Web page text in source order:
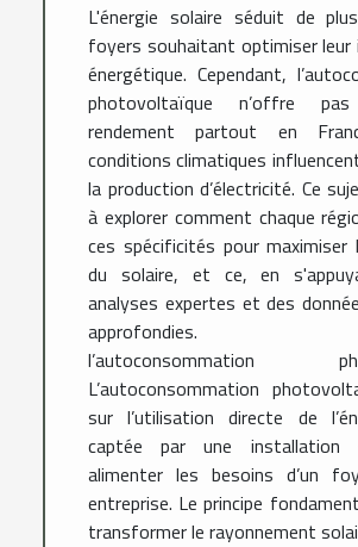
L'énergie solaire séduit de
foyers souhaitant optimiser leur
énergétique. Cependant,
photovoltaïque n’offre
rendement partout en
conditions climatiques
la production d’électricité. Ce
à explorer comment chaque
ces spécificités pour maximiser
du solaire, et ce, en
analyses expertes et des
approfondies.
l’autoconsommation
L’autoconsommation
sur l’utilisation directe de
captée par une installation
alimenter les besoins d’un
entreprise. Le principe
transformer le rayonnement